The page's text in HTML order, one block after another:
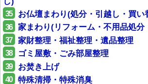
35 お仏壇まわり(処分・引越し・買い
36 家まわり(リフォーム・不用品処分
37 家財整理・福祉整理・遺品整理
38 ゴミ屋敷・ごみ部屋整理
39 お焚き上げ
40 特殊清掃・特殊消臭